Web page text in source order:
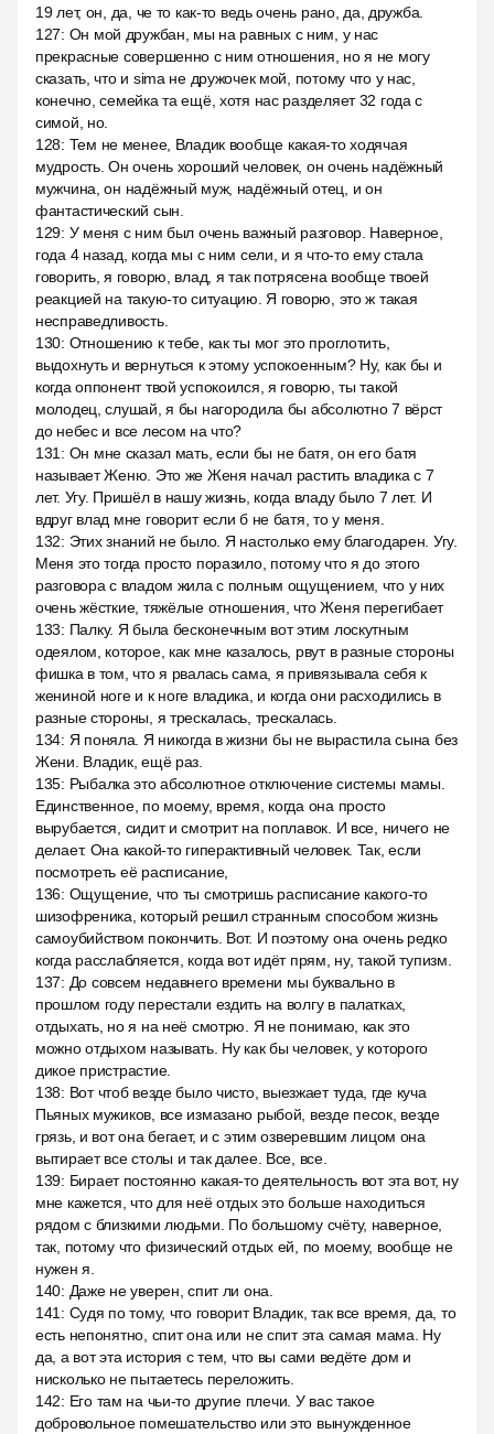
19 лет, он, да, че то как-то ведь очень рано, да, дружба.
127: Он мой дружбан, мы на равных с ним, у нас
прекрасные совершенно с ним отношения, но я не могу
сказать, что и sima не дружочек мой, потому что у нас,
конечно, семейка та ещё, хотя нас разделяет 32 года с
симой, но.
128: Тем не менее, Владик вообще какая-то ходячая
мудрость. Он очень хороший человек, он очень надёжный
мужчина, он надёжный муж, надёжный отец, и он
фантастический сын.
129: У меня с ним был очень важный разговор. Наверное,
года 4 назад, когда мы с ним сели, и я что-то ему стала
говорить, я говорю, влад, я так потрясена вообще твоей
реакцией на такую-то ситуацию. Я говорю, это ж такая
несправедливость.
130: Отношению к тебе, как ты мог это проглотить,
выдохнуть и вернуться к этому успокоенным? Ну, как бы и
когда оппонент твой успокоился, я говорю, ты такой
молодец, слушай, я бы нагородила бы абсолютно 7 вёрст
до небес и все лесом на что?
131 : Он мне сказал мать, если бы не батя, он его батя
называет Женю. Это же Женя начал растить владика с 7
лет. Угу. Пришёл в нашу жизнь, когда владу было 7 лет. И
вдруг влад мне говорит если б не батя, то у меня.
132: Этих знаний не было. Я настолько ему благодарен. Угу.
Меня это тогда просто поразило, потому что я до этого
разговора с владом жила с полным ощущением, что у них
очень жёсткие, тяжёлые отношения, что Женя перегибает
133: Палку. Я была бесконечным вот этим лоскутным
одеялом, которое, как мне казалось, рвут в разные стороны
фишка в том, что я рвалась сама, я привязывала себя к
жениной ноге и к ноге владика, и когда они расходились в
разные стороны, я трескалась, трескалась.
134: Я поняла. Я никогда в жизни бы не вырастила сына без
Жени. Владик, ещё раз.
135: Рыбалка это абсолютное отключение системы мамы.
Единственное, по моему, время, когда она просто
вырубается, сидит и смотрит на поплавок. И все, ничего не
делает. Она какой-то гиперактивный человек. Так, если
посмотреть её расписание,
136: Ощущение, что ты смотришь расписание какого-то
шизофреника, который решил странным способом жизнь
самоубийством покончить. Вот. И поэтому она очень редко
когда расслабляется, когда вот идёт прям, ну, такой тупизм.
137: До совсем недавнего времени мы буквально в
прошлом году перестали ездить на волгу в палатках,
отдыхать, но я на неё смотрю. Я не понимаю, как это
можно отдыхом называть. Ну как бы человек, у которого
дикое пристрастие.
138: Вот чтоб везде было чисто, выезжает туда, где куча
Пьяных мужиков, все измазано рыбой, везде песок, везде
грязь, и вот она бегает, и с этим озверевшим лицом она
вытирает все столы и так далее. Все, все.
139: Бирает постоянно какая-то деятельность вот эта вот, ну
мне кажется, что для неё отдых это больше находиться
рядом с близкими людьми. По большому счёту, наверное,
так, потому что физический отдых ей, по моему, вообще не
нужен я.
140: Даже не уверен, спит ли она.
141 : Судя по тому, что говорит Владик, так все время, да, то
есть непонятно, спит она или не спит эта самая мама. Ну
да, а вот эта история с тем, что вы сами ведёте дом и
нисколько не пытаетесь переложить.
142: Его там на чьи-то другие плечи. У вас такое
добровольное помешательство или это вынужденное